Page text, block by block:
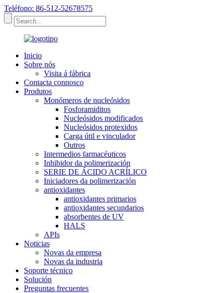
Teléfono: 86-512-52678575
Inicio
Sobre nós
Visita á fábrica
Contacta connosco
Produtos
Monómeros de nucleósidos
Fosforamiditos
Nucleósidos modificados
Nucleósidos protexidos
Carga útil e vinculador
Outros
Intermedios farmacéuticos
Inhibidor da polimerización
SERIE DE ÁCIDO ACRÍLICO
Iniciadores da polimerización
antioxidantes
antioxidantes primarios
antioxidantes secundarios
absorbentes de UV
HALS
APIs
Noticias
Novas da empresa
Novas da industria
Soporte técnico
Solución
Preguntas frecuentes